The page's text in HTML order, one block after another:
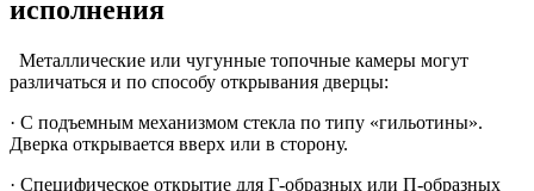
исполнения
Металлические или чугунные топочные камеры могут
различаться и по способу открывания дверцы:
· С подъемным механизмом стекла по типу «гильотины».
Дверка открывается вверх или в сторону.
· Специфическое открытие для Г-образных или П-образных